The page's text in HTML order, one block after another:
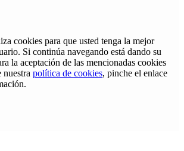
cookies para que usted tenga la mejor
Si continúa navegando está dando su
la aceptación de las mencionadas cookies
nuestra política de cookies, pinche el enlace